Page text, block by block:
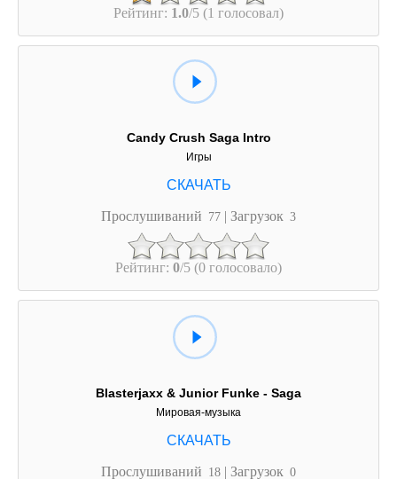
Рейтинг: 1.0/5 (1 голосовал)
Candy Crush Saga Intro
Игры
Прослушиваний 77 | Загрузок 3
Рейтинг: 0/5 (0 голосовало)
Blasterjaxx & Junior Funke - Saga
Мировая-музыка
Прослушиваний 18 | Загрузок 0